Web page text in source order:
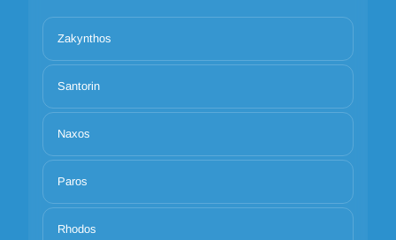
Zakynthos
Santorin
Naxos
Paros
Rhodos